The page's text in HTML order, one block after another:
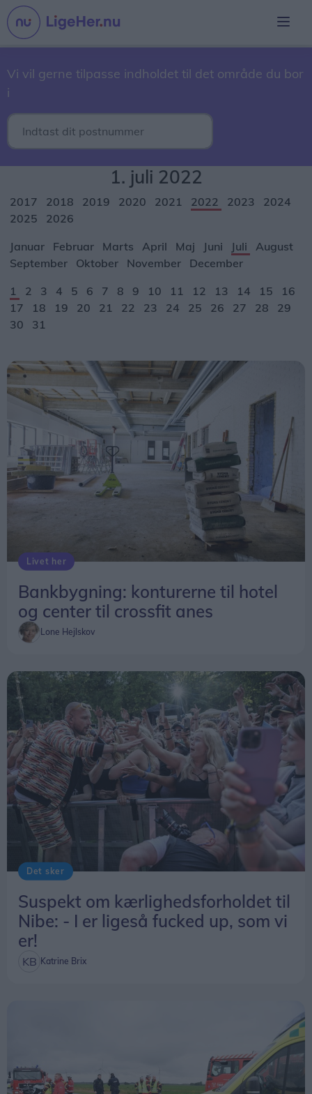
Vi vil gerne tilpasse indholdet til det område du bor
i
1. juli 2022
2017 2018 2019 2020 2021 2022 2023
2024
2025
2026
Januar
Februar Marts April Maj Juni Juli
August
September
Oktober November
December
1
2 3 4 5 6 7 8 9 10 11 12 13 14 15
16
17
18 19 20 21 22 23 24 25 26 27 28
29
30
31
Livet her
Bankbygning: konturerne til hotel
og center til crossfit anes
Lone Hejlskov
Det sker
Suspekt om kærlighedsforholdet til
Nibe: - I er ligeså fucked up, som vi
er!
Katrine Brix